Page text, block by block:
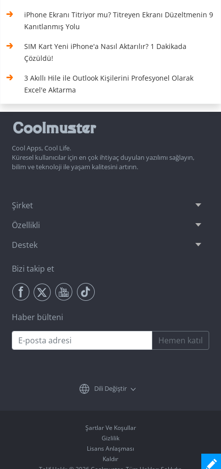
iPhone Ekranı Titriyor mu? Titreyen Ekranı Düzeltmenin 9
Kanıtlanmış Yolu
SIM Kart Yeni iPhone'a Nasıl Aktarılır? 1 Dakikada
Çözüldü!
3 Akıllı Hile ile Outlook Kişilerini Profesyonel Olarak
Excel'e Aktarma
Cool Apps, Cool Life.
Küresel kullanıcılar için en çok ihtiyaç duyulan yazılımı sağlayın,
bilim ve teknoloji ile yaşam kalitesini artırın.
Şirket
Özellikli
Destek
Bizi takip et
Haber bülteni
Hemen katıl
Dili Değiştir
Şartlar Ve Koşullar
Gizlilik
Lisans Anlaşması
Kaldır